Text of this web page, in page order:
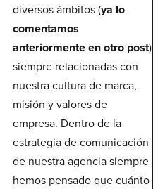
diversos ámbitos (ya lo
comentamos
anteriormente en otro post)
siempre relacionadas con
nuestra cultura de marca,
misión y valores de
empresa. Dentro de la
estrategia de comunicación
de nuestra agencia siempre
hemos pensado que cuánto